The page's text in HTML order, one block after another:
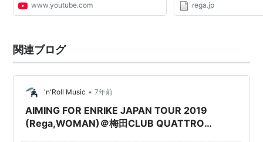
www.youtube.com rega.jp
関連ブログ
'n'Roll Music • 7年前
AIMING FOR ENRIKE JAPAN TOUR 2019
(Rega,WOMAN)＠梅田CLUB QUATTRO